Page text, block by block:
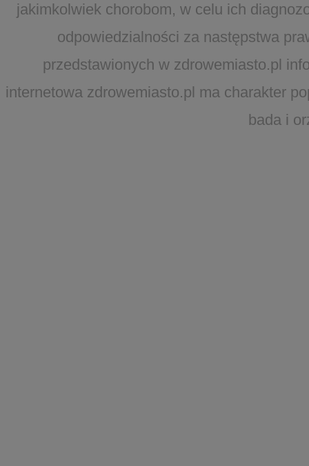
jakimkolwiek chorobom, w celu ich
odpowiedzialności za następstwa
przedstawionych w zdrowemiasto.pl
internetowa zdrowemiasto.pl ma charakter
bada i